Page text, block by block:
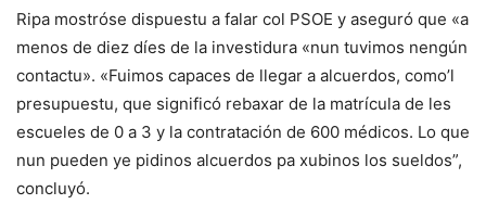
Ripa mostróse dispuestu a falar col PSOE y aseguró que «a
menos de diez díes de la investidura «nun tuvimos nengún
contactu». «Fuimos capaces de llegar a alcuerdos, como’l
presupuestu, que significó rebaxar de la matrícula de les
escueles de 0 a 3 y la contratación de 600 médicos. Lo que
nun pueden ye pidinos alcuerdos pa xubinos los sueldos”,
concluyó.